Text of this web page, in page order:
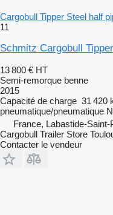
Cargobull Tipper Steel half
11
Schmitz Cargobull
13 800 € HT
Semi-remorque benne
2015
Capacité de charge 31 420
pneumatique/pneumatique
France, Labastide-Saint-
Cargobull Trailer Store
Contacter le vendeur